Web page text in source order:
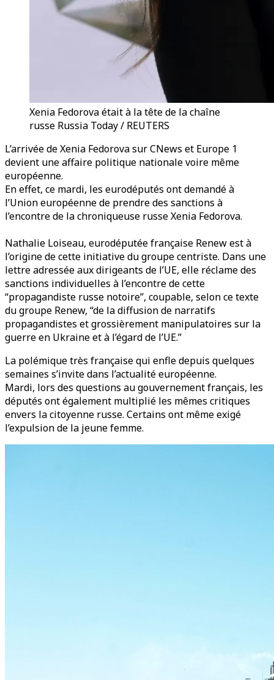
Xenia Fedorova était à la tête de la chaîne
russe Russia Today / REUTERS
L’arrivée de Xenia Fedorova sur CNews et Europe 1
devient une affaire politique nationale voire même
européenne.
En effet, ce mardi, les eurodéputés ont demandé à
l’Union européenne de prendre des sanctions à
l’encontre de la chroniqueuse russe Xenia Fedorova.
Nathalie Loiseau, eurodéputée française Renew est à
l’origine de cette initiative du groupe centriste. Dans une
lettre adressée aux dirigeants de l’UE, elle réclame des
sanctions individuelles à l’encontre de cette
“propagandiste russe notoire”, coupable, selon ce texte
du groupe Renew, “de la diffusion de narratifs
propagandistes et grossièrement manipulatoires sur la
guerre en Ukraine et à l’égard de l’UE.”
La polémique très française qui enfle depuis quelques
semaines s’invite dans l’actualité européenne.
Mardi, lors des questions au gouvernement français, les
députés ont également multiplié les mêmes critiques
envers la citoyenne russe. Certains ont même exigé
l’expulsion de la jeune femme.